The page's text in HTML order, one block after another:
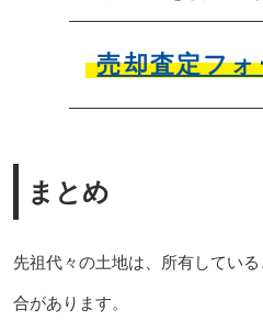
売却査定フ
まとめ
先祖代々の土地は、所有してい
合があります。